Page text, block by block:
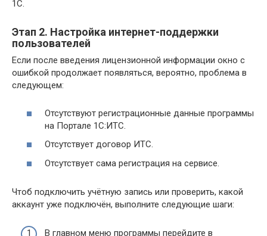
1С.
Этап 2. Настройка интернет-поддержки
пользователей
Если после введения лицензионной информации окно с
ошибкой продолжает появляться, вероятно, проблема в
следующем:
Отсутствуют регистрационные данные программы
на Портале 1С:ИТС.
Отсутствует договор ИТС.
Отсутствует сама регистрация на сервисе.
Чтоб подключить учётную запись или проверить, какой
аккаунт уже подключён, выполните следующие шаги:
В главном меню программы перейдите в